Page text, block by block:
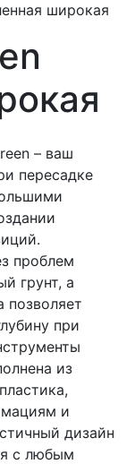
широкая
– ваш
пересадке
проблем
грунт, а
позволяет
при
из
и
дизайн
с любым